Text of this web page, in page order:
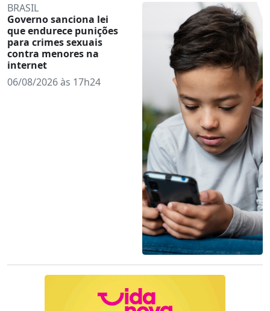
BRASIL
Governo sanciona lei
que endurece punições
para crimes sexuais
contra menores na
internet
06/08/2026 às 17h24